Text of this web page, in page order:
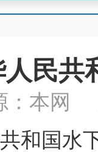
人民共
：本网
和国水